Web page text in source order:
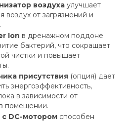
воздуха улучшает
воздух от загрязнений и
Ion в дренажном поддоне
бактерий, что сокращает
чистки и повышает
присутствия (опция) дает
энергоэффективность,
в зависимости от
помещении.
DC-мотором способен